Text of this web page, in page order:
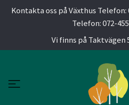
Kontakta oss på Växthus Telefon:
Telefon: 072-
Vi finns på Taktvägen